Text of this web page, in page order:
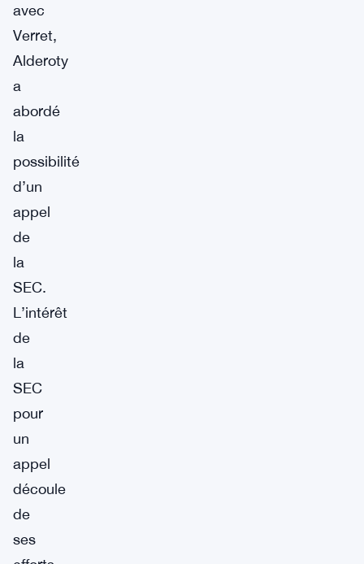
avec
Verret,
Alderoty
a
abordé
la
possibilité
d’un
appel
de
la
SEC.
L’intérêt
de
la
SEC
pour
un
appel
découle
de
ses